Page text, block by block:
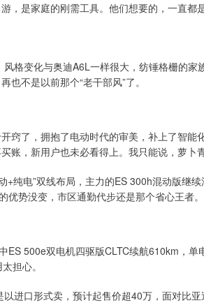
是家庭的刚需工具。他们想要的，一直都
格变化与奥迪A6L一样很大，纺锤格栅的家
不是以前那个“老干部风”了。
窍了，拥抱了电动时代的审美，补上了智能
账，新用户也未必看得上。我只能说，萝卜
+纯电”双线布局，主力的ES 300h混动版继
势没变，市区通勤代步还是那个省心王者。
ES 500e双电机四驱版CLTC续航610km，单
担心。
进口形式卖，预计起售价超40万，面对比